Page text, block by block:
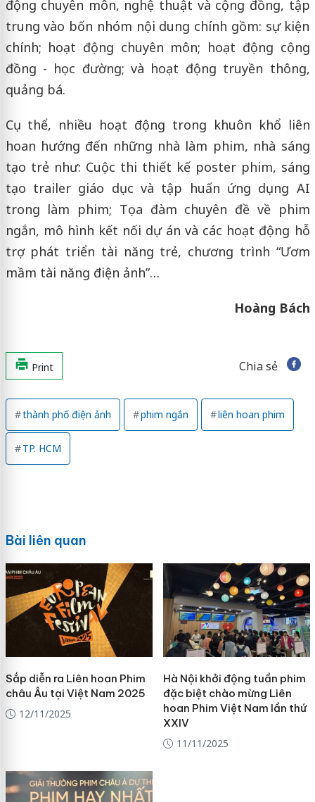
động chuyên môn, nghệ thuật và cộng đồng, tập
trung vào bốn nhóm nội dung chính gồm: sự kiện
chính; hoạt động chuyên môn; hoạt động cộng
đồng - học đường; và hoạt động truyền thông,
quảng bá.
Cụ thể, nhiều hoạt động trong khuôn khổ liên
hoan hướng đến những nhà làm phim, nhà sáng
tạo trẻ như: Cuộc thi thiết kế poster phim, sáng
tạo trailer giáo dục và tập huấn ứng dụng AI
trong làm phim; Tọa đàm chuyên đề về phim
ngắn, mô hình kết nối dự án và các hoạt động hỗ
trợ phát triển tài năng trẻ, chương trình “Ươm
mầm tài năng điện ảnh”…
Hoàng Bách
Print Chia sẻ
thành phố điện ảnh phim ngắn liên hoan phim
TP. HCM
Bài liên quan
Sắp diễn ra Liên hoan Phim
châu Âu tại Việt Nam 2025
12/11/2025
Hà Nội khởi động tuần phim
đặc biệt chào mừng Liên
hoan Phim Việt Nam lần thứ
XXIV
11/11/2025